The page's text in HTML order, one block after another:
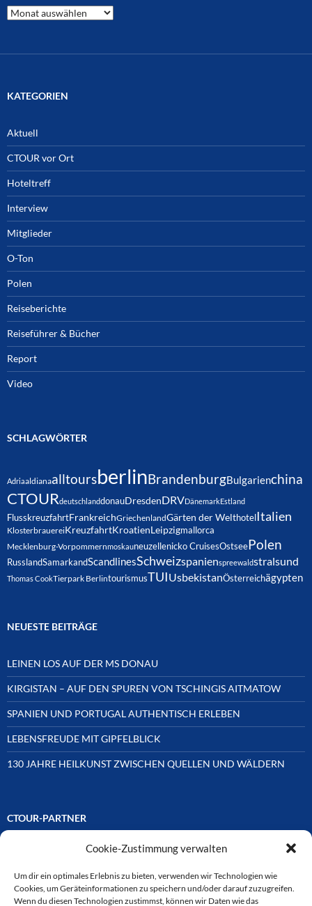
Cookie-Zustimmung verwalten
Um dir ein optimales Erlebnis zu bieten, verwenden wir Technologien wie
Cookies, um Geräteinformationen zu speichern und/oder darauf zuzugreifen.
Wenn du diesen Technologien zustimmst, können wir Daten wie das
CTOUR
Archiv
KATEGORIEN
Aktuell
CTOUR vor Ort
Hoteltreff
Interview
Mitglieder
O-Ton
Polen
Reiseberichte
Reiseführer & Bücher
Report
Video
SCHLAGWÖRTER
AdriaaldianaalltoursberlinBrandenburgBulgarienchina
CTOURdeutschlanddonauDresdenDRVDänemarkEstland
FlusskreuzfahrtFrankreichGriechenlandGärten der Welthotel Italien
KlosterbrauereiKreuzfahrtKroatienLeipzigmallorca
Mecklenburg-Vorpommernmoskauneuzellenicko CruisesOstseePolen
RusslandSamarkandScandlinesSchweizspanienspreewaldstralsund
Thomas CookTierpark BerlintourismusTUIUsbekistanÖsterreichägypten
NEUESTE BEITRÄGE
LEINEN LOS AUF DER MS DONAU
KIRGISTAN – AUF DEN SPUREN VON TSCHINGIS AITMATOW
SPANIEN UND PORTUGAL AUTHENTISCH ERLEBEN
LEBENSFREUDE MIT GIPFELBLICK
130 JAHRE HEILKUNST ZWISCHEN QUELLEN UND WÄLDERN
CTOUR-PARTNER
Unsere Reisejournalisten-Vereinigung ist über Mitglieder und
ausgewählten Partnern der Medien- und Tourismusbranche
verbunden. Hier eine
Auswahl der Online-Plattformen: